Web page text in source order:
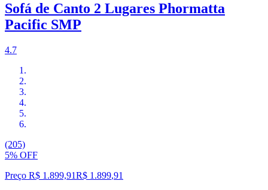
Sofá de Canto 2 Lugares Phormatta
Pacific SMP
4.7
(205)
5% OFF
Preço R$ 1.899,91R$ 1.899,91